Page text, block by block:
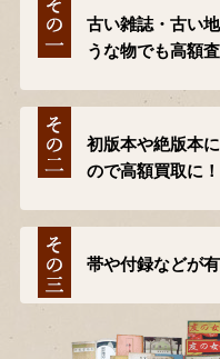
古い雑誌・古い
うな物でも高額
初版本や絶版本
ので高額買取に！
帯や付録などが